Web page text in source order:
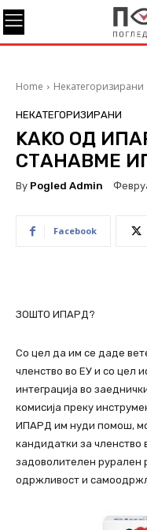
Home Некатегоризирани
НЕКАТЕГОРИЗИРАНИ
KAKO ОД
СТАНАВМЕ
By Pogled Admin
Facebook
ЗОШТО ИПАРД?
Со цел да им се даде
членство во ЕУ и со цел
интеграција во
комисија преку
ИПАРД им нуди помош,
кандидатки за членство
задоволителен рурален
одржливост и